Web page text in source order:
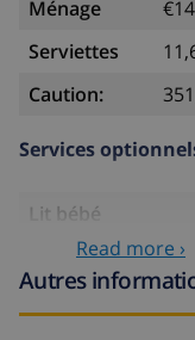
Ménage
Serviettes
Caution:
Services
Lit bébé
Siège enfant
Read more ›
Autres